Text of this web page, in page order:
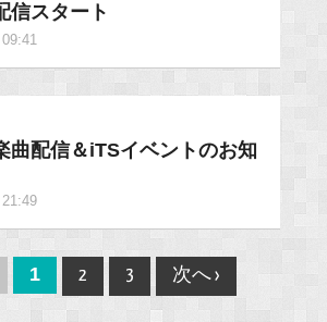
信スタート
曲配信＆iTSイベントのお知
1 2 3 次へ ›